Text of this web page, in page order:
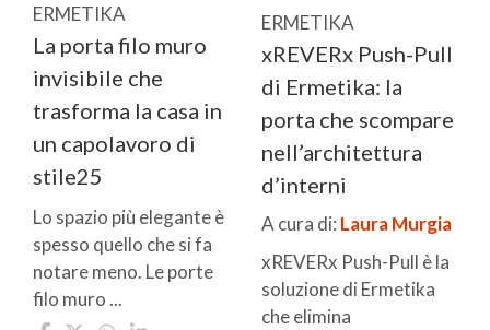
ERMETIKA
La porta filo muro
invisibile che
trasforma la casa in
un capolavoro di
stile25
Lo spazio più elegante è
spesso quello che si fa
notare meno. Le porte
filo muro ...
ERMETIKA
xREVERx Push-Pull
di Ermetika: la
porta che scompare
nell’architettura
d’interni
A cura di: Laura Murgia
xREVERx Push-Pull è la
soluzione di Ermetika
che elimina